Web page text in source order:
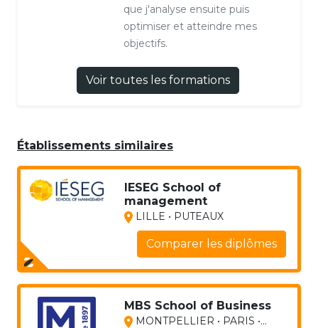
que j'analyse ensuite puis
optimiser et atteindre mes
objectifs.
Voir toutes les formations
Établissements similaires
IESEG School of
management
LILLE • PUTEAUX
Comparer les diplômes
MBS School of Business
MONTPELLIER • PARIS •...